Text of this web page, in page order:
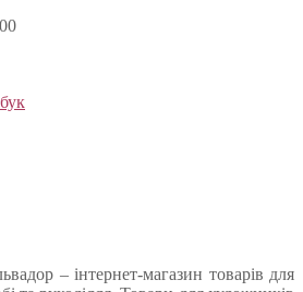
– інтернет-магазин товарів для